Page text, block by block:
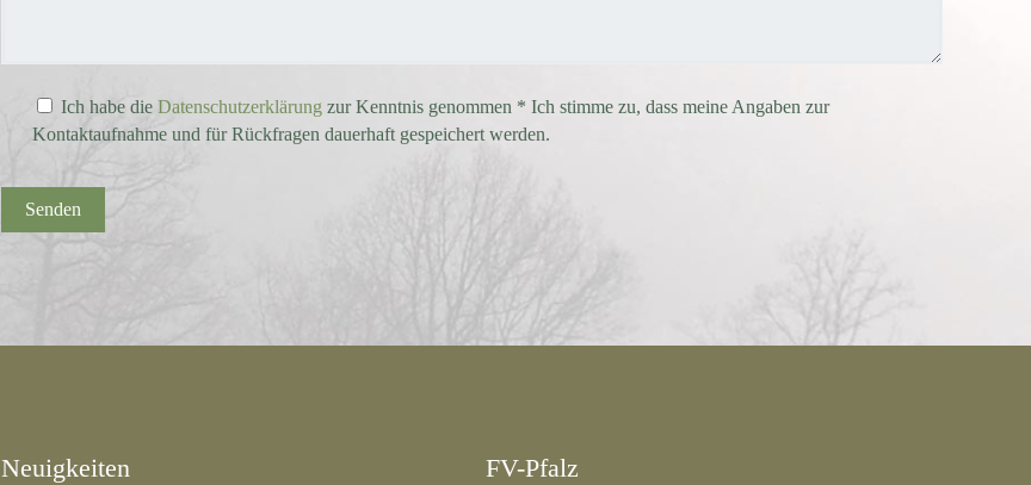
Ich habe die Datenschutzerklärung zur Kenntnis genommen * Ich stimme zu, dass meine Angaben zur
Kontaktaufnahme und für Rückfragen dauerhaft gespeichert werden.
Neuigkeiten FV-Pfalz